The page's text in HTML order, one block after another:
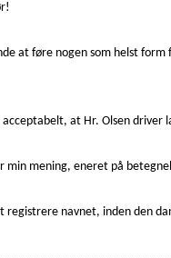
at føre nogen som helst
at Hr. Olsen
min mening, eneret på
registrere navnet, inden den